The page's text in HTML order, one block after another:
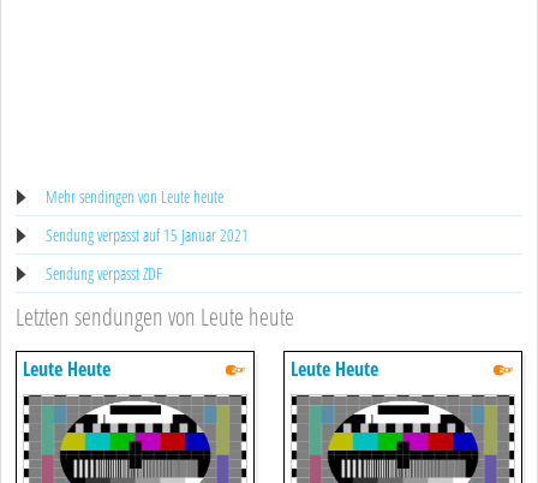
Mehr sendingen von Leute heute
Sendung verpasst auf 15 Januar 2021
Sendung verpasst ZDF
Letzten sendungen von Leute heute
Leute Heute Leute Heute